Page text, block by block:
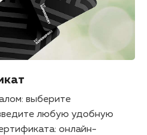
выберите
любую удобную
онлайн-